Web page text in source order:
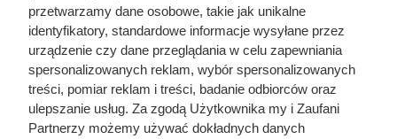
przetwarzamy dane osobowe, takie jak unikalne
identyfikatory, standardowe informacje wysyłane przez
urządzenie czy dane przeglądania w celu zapewniania
spersonalizowanych reklam, wybór spersonalizowanych
treści, pomiar reklam i treści, badanie odbiorców oraz
ulepszanie usług. Za zgodą Użytkownika my i Zaufani
Partnerzy możemy używać dokładnych danych